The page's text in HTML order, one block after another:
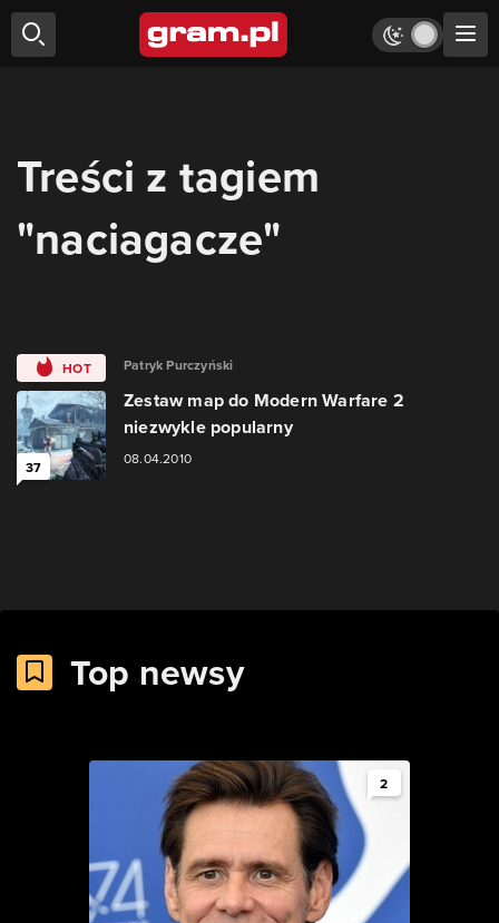
Treści z tagiem
"naciagacze"
HOT
37
Patryk Purczyński
Zestaw map do Modern Warfare 2
niezwykle popularny
08.04.2010
Top newsy
2